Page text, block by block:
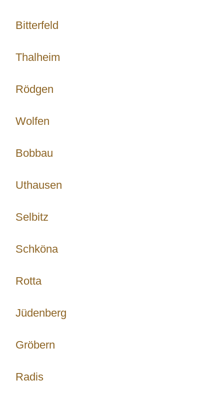
Bitterfeld
Thalheim
Rödgen
Wolfen
Bobbau
Uthausen
Selbitz
Schköna
Rotta
Jüdenberg
Gröbern
Radis